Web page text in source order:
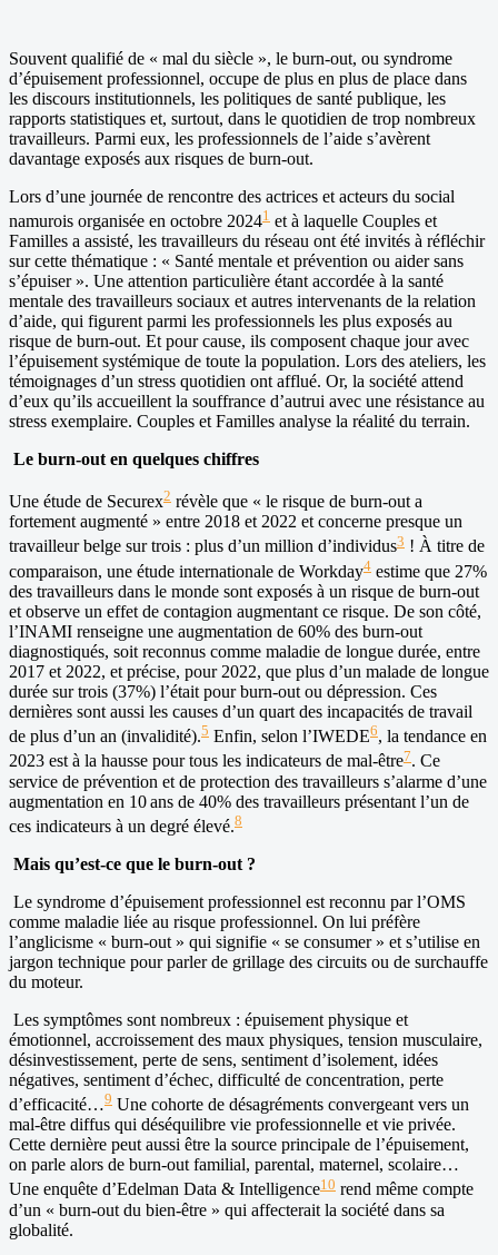
Souvent qualifié de « mal du siècle », le burn-out, ou syndrome
d’épuisement professionnel, occupe de plus en plus de place dans
les discours institutionnels, les politiques de santé publique, les
rapports statistiques et, surtout, dans le quotidien de trop nombreux
travailleurs. Parmi eux, les professionnels de l’aide s’avèrent
davantage exposés aux risques de burn-out.
Lors d’une journée de rencontre des actrices et acteurs du social
namurois organisée en octobre 20241 et à laquelle Couples et
Familles a assisté, les travailleurs du réseau ont été invités à réfléchir
sur cette thématique : « Santé mentale et prévention ou aider sans
s’épuiser ». Une attention particulière étant accordée à la santé
mentale des travailleurs sociaux et autres intervenants de la relation
d’aide, qui figurent parmi les professionnels les plus exposés au
risque de burn-out. Et pour cause, ils composent chaque jour avec
l’épuisement systémique de toute la population. Lors des ateliers, les
témoignages d’un stress quotidien ont afflué. Or, la société attend
d’eux qu’ils accueillent la souffrance d’autrui avec une résistance au
stress exemplaire. Couples et Familles analyse la réalité du terrain.
Le burn-out en quelques chiffres
Une étude de Securex2 révèle que « le risque de burn-out a
fortement augmenté » entre 2018 et 2022 et concerne presque un
travailleur belge sur trois : plus d’un million d’individus3 ! À titre de
comparaison, une étude internationale de Workday4 estime que 27%
des travailleurs dans le monde sont exposés à un risque de burn-out
et observe un effet de contagion augmentant ce risque. De son côté,
l’INAMI renseigne une augmentation de 60% des burn-out
diagnostiqués, soit reconnus comme maladie de longue durée, entre
2017 et 2022, et précise, pour 2022, que plus d’un malade de longue
durée sur trois (37%) l’était pour burn-out ou dépression. Ces
dernières sont aussi les causes d’un quart des incapacités de travail
de plus d’un an (invalidité).5 Enfin, selon l’IWEDE6, la tendance en
2023 est à la hausse pour tous les indicateurs de mal-être7. Ce
service de prévention et de protection des travailleurs s’alarme d’une
augmentation en 10 ans de 40% des travailleurs présentant l’un de
ces indicateurs à un degré élevé.8
Mais qu’est-ce que le burn-out ?
Le syndrome d’épuisement professionnel est reconnu par l’OMS
comme maladie liée au risque professionnel. On lui préfère
l’anglicisme « burn-out » qui signifie « se consumer » et s’utilise en
jargon technique pour parler de grillage des circuits ou de surchauffe
du moteur.
Les symptômes sont nombreux : épuisement physique et
émotionnel, accroissement des maux physiques, tension musculaire,
désinvestissement, perte de sens, sentiment d’isolement, idées
négatives, sentiment d’échec, difficulté de concentration, perte
d’efficacité…9 Une cohorte de désagréments convergeant vers un
mal-être diffus qui déséquilibre vie professionnelle et vie privée.
Cette dernière peut aussi être la source principale de l’épuisement,
on parle alors de burn-out familial, parental, maternel, scolaire…
Une enquête d’Edelman Data & Intelligence10 rend même compte
d’un « burn-out du bien-être » qui affecterait la société dans sa
globalité.